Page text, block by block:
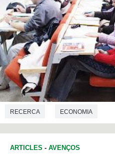
RECERCA ECONOMIA
ARTICLES - AVENÇOS